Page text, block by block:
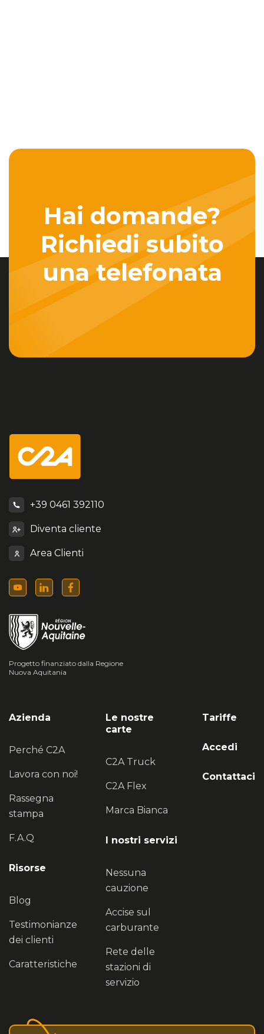
Hai domande?
Richiedi subito
una telefonata
+39 0461 392110
Diventa cliente
Area Clienti
Progetto finanziato dalla Regione
Nuova Aquitania
Azienda
Perché C2A
Lavora con noi!
Rassegna
stampa
F.A.Q
Risorse
Blog
Testimonianze
dei clienti
Caratteristiche
Le nostre
carte
C2A Truck
C2A Flex
Marca Bianca
I nostri servizi
Nessuna
cauzione
Accise sul
carburante
Rete delle
stazioni di
servizio
Tariffe
Accedi
Contattaci